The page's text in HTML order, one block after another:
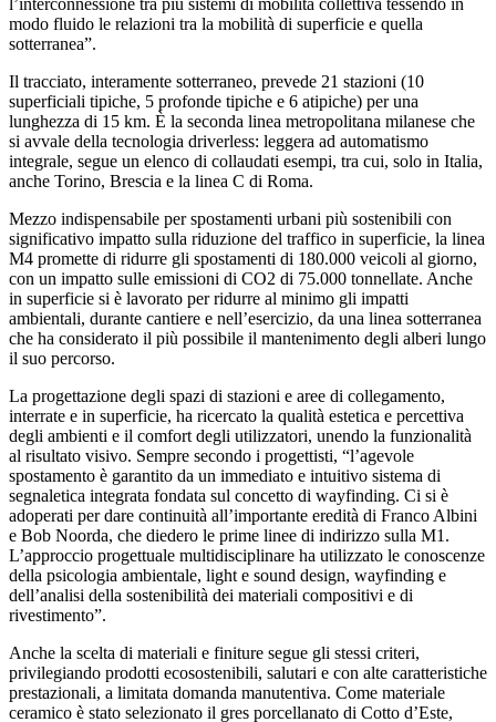
l’interconnessione tra più sistemi di mobilità collettiva tessendo in
modo fluido le relazioni tra la mobilità di superficie e quella
sotterranea”.
Il tracciato, interamente sotterraneo, prevede 21 stazioni (10
superficiali tipiche, 5 profonde tipiche e 6 atipiche) per una
lunghezza di 15 km. È la seconda linea metropolitana milanese che
si avvale della tecnologia driverless: leggera ad automatismo
integrale, segue un elenco di collaudati esempi, tra cui, solo in Italia,
anche Torino, Brescia e la linea C di Roma.
Mezzo indispensabile per spostamenti urbani più sostenibili con
significativo impatto sulla riduzione del traffico in superficie, la linea
M4 promette di ridurre gli spostamenti di 180.000 veicoli al giorno,
con un impatto sulle emissioni di CO2 di 75.000 tonnellate. Anche
in superficie si è lavorato per ridurre al minimo gli impatti
ambientali, durante cantiere e nell’esercizio, da una linea sotterranea
che ha considerato il più possibile il mantenimento degli alberi lungo
il suo percorso.
La progettazione degli spazi di stazioni e aree di collegamento,
interrate e in superficie, ha ricercato la qualità estetica e percettiva
degli ambienti e il comfort degli utilizzatori, unendo la funzionalità
al risultato visivo. Sempre secondo i progettisti, “l’agevole
spostamento è garantito da un immediato e intuitivo sistema di
segnaletica integrata fondata sul concetto di wayfinding. Ci si è
adoperati per dare continuità all’importante eredità di Franco Albini
e Bob Noorda, che diedero le prime linee di indirizzo sulla M1.
L’approccio progettuale multidisciplinare ha utilizzato le conoscenze
della psicologia ambientale, light e sound design, wayfinding e
dell’analisi della sostenibilità dei materiali compositivi e di
rivestimento”.
Anche la scelta di materiali e finiture segue gli stessi criteri,
privilegiando prodotti ecosostenibili, salutari e con alte caratteristiche
prestazionali, a limitata domanda manutentiva. Come materiale
ceramico è stato selezionato il gres porcellanato di Cotto d’Este,